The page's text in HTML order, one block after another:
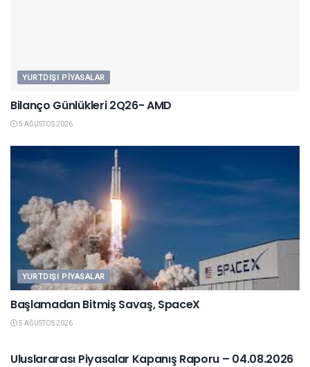
YURTDIŞI PIYASALAR
Bilanço Günlükleri 2Q26- AMD
5 AĞUSTOS 2026
YURTDIŞI PIYASALAR
Başlamadan Bitmiş Savaş, SpaceX
5 AĞUSTOS 2026
Uluslararası Piyasalar Kapanış Raporu – 04.08.2026